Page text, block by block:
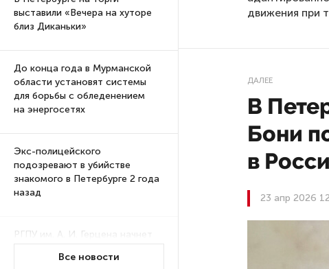
выставили «Вечера на хуторе
близ Диканьки»
До конца года в Мурманской
области установят системы
для борьбы с обледенением
на энергосетях
Экс-полицейского
подозревают в убийстве
знакомого в Петербурге 2 года
назад
РГПУ им. А. И. Герцена начнет
проекты с китайскими вузами
Все новости
движения при
ДАЛЕЕ
В
Бони
в
23 апр 2026